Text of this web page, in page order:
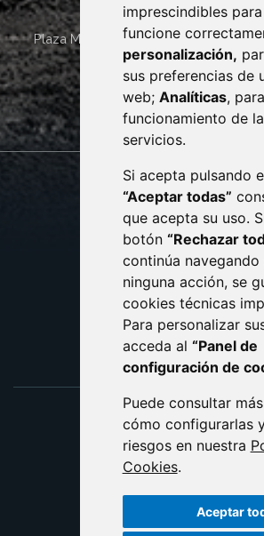
imprescindibles
funcione
personalización,
sus preferencias de
web; Analíticas,
funcionamiento de
servicios.
Si acepta pulsando
“Aceptar todas”
que acepta su uso.
botón “Rechazar
continúa navegando
ninguna acción, se
cookies técnicas
Para personalizar
acceda al “Panel de
configuración de
Puede consultar
cómo configurarlas
riesgos en nuestra
Cookies.
Aceptar
Plaza Mayor 4 22400 MONZÓN -
· (34) 974 400 700 ·
sac@monzon.es
monzon.es
CONTACTO
AVISO LEGAL
PROTECCIÓN DE
POLÍTICA DE
ACCESIBILIDAD